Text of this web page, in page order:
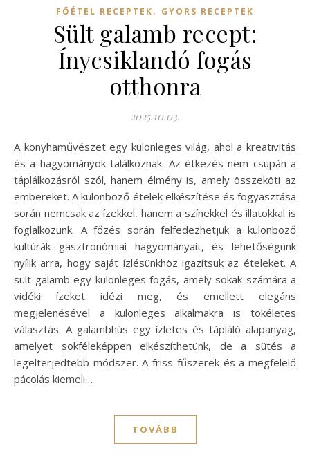
FŐÉTEL RECEPTEK, GYORS RECEPTEK
Sült galamb recept:
Ínycsiklandó fogás
otthonra
2025.10.03.
A konyhaművészet egy különleges világ, ahol a kreativitás
és a hagyományok találkoznak. Az étkezés nem csupán a
táplálkozásról szól, hanem élmény is, amely összeköti az
embereket. A különböző ételek elkészítése és fogyasztása
során nemcsak az ízekkel, hanem a színekkel és illatokkal is
foglalkozunk. A főzés során felfedezhetjük a különböző
kultúrák gasztronómiai hagyományait, és lehetőségünk
nyílik arra, hogy saját ízlésünkhöz igazítsuk az ételeket. A
sült galamb egy különleges fogás, amely sokak számára a
vidéki ízeket idézi meg, és emellett elegáns
megjelenésével a különleges alkalmakra is tökéletes
választás. A galambhús egy ízletes és tápláló alapanyag,
amelyet sokféleképpen elkészíthetünk, de a sütés a
legelterjedtebb módszer. A friss fűszerek és a megfelelő
pácolás kiemeli…
TOVÁBB